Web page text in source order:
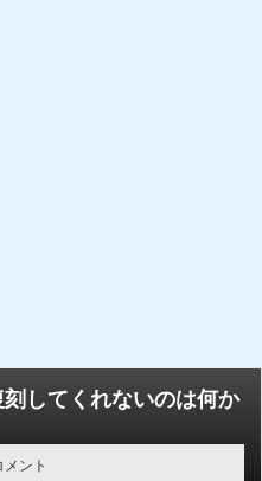
刻してくれないのは何か
メント